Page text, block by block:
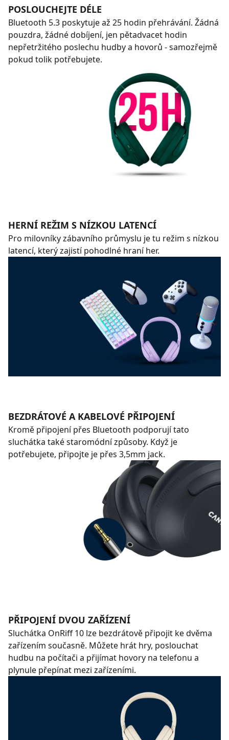
POSLOUCHEJTE DÉLE
Bluetooth 5.3 poskytuje až 25 hodin přehrávání. Žádná
pouzdra, žádné dobíjení, jen pětadvacet hodin
nepřetržitého poslechu hudby a hovorů - samozřejmě
pokud tolik potřebujete.
HERNÍ REŽIM S NÍZKOU LATENCÍ
Pro milovníky zábavního průmyslu je tu režim s nízkou
latencí, který zajistí pohodlné hraní her.
BEZDRÁTOVÉ A KABELOVÉ PŘIPOJENÍ
Kromě připojení přes Bluetooth podporují tato
sluchátka také staromódní způsoby. Když je
potřebujete, připojte je přes 3,5mm jack.
PŘIPOJENÍ DVOU ZAŘÍZENÍ
Sluchátka OnRiff 10 lze bezdrátově připojit ke dvěma
zařízením současně. Můžete hrát hry, poslouchat
hudbu na počítači a přijímat hovory na telefonu a
plynule přepínat mezi zařízeními.